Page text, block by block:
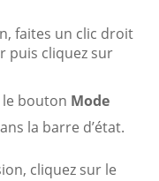
faites un clic droit
puis cliquez sur
bouton Mode
la barre d’état.
cliquez sur le